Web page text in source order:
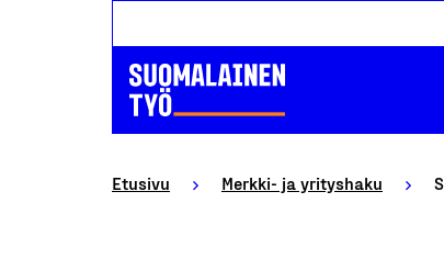
Etusivu Merkki- ja yrityshaku